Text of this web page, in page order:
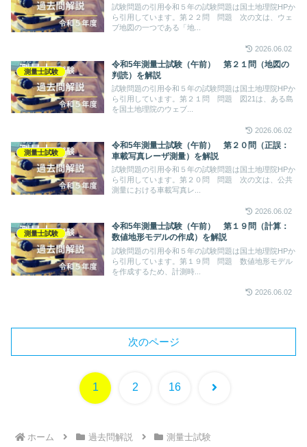
試験問題の引用令和５年の試験問題は国土地理院HPか
ら引用しています。第２２問 問題 次の文は、ウェ
ブ地図の一つである「地...
2026.06.02
測量士試験
令和5年測量士試験（午前） 第２１問（地図の
判読）を解説
試験問題の引用令和５年の試験問題は国土地理院HPか
ら引用しています。第２１問 問題 図21は、ある島
を国土地理院のウェブ...
2026.06.02
測量士試験
令和5年測量士試験（午前） 第２０問（正誤：
車載写真レーザ測量）を解説
試験問題の引用令和５年の試験問題は国土地理院HPか
ら引用しています。第２０問 問題 次の文は、公共
測量における車載写真レ...
2026.06.02
測量士試験
令和5年測量士試験（午前） 第１９問（計算：
数値地形モデルの作成）を解説
試験問題の引用令和５年の試験問題は国土地理院HPか
ら引用しています。第１９問 問題 数値地形モデル
を作成するため、計測時...
2026.06.02
次のページ
1 2 16 次
ホーム 過去問解説 測量士試験